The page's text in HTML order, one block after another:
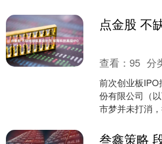
联合....
查看：95 分
前次创业板
份有限公司（
市梦并未打消
IPO获得受理....